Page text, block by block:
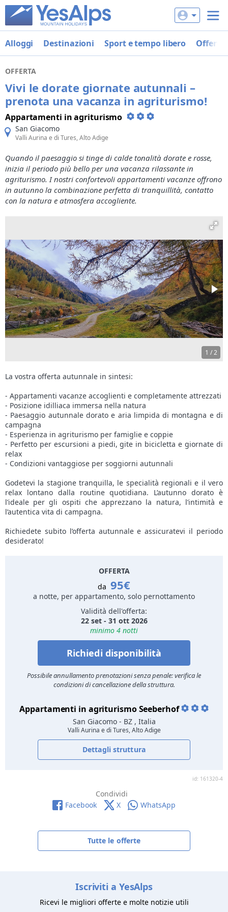
Alloggi Destinazioni Sport e tempo libero Offerte
OFFERTA
Vivi le dorate giornate autunnali –
prenota una vacanza in agriturismo!
Appartamenti in agriturismo
San Giacomo
Valli Aurina e di Tures, Alto Adige
Quando il paesaggio si tinge di calde tonalità dorate e rosse,
inizia il periodo più bello per una vacanza rilassante in
agriturismo. I nostri confortevoli appartamenti vacanze offrono
in autunno la combinazione perfetta di tranquillità, contatto
con la natura e atmosfera accogliente.
1 /2
La vostra offerta autunnale in sintesi:
- Appartamenti vacanze accoglienti e completamente attrezzati
- Posizione idilliaca immersa nella natura
- Paesaggio autunnale dorato e aria limpida di montagna e di
campagna
- Esperienza in agriturismo per famiglie e coppie
- Perfetto per escursioni a piedi, gite in bicicletta e giornate di
relax
- Condizioni vantaggiose per soggiorni autunnali
Godetevi la stagione tranquilla, le specialità regionali e il vero
relax lontano dalla routine quotidiana. L’autunno dorato è
l’ideale per gli ospiti che apprezzano la natura, l’intimità e
l’autentica vita di campagna.
Richiedete subito l’offerta autunnale e assicuratevi il periodo
desiderato!
OFFERTA
da 95€
a notte, per appartamento, solo pernottamento
Validità dell'offerta:
22 set - 31 ott 2026
minimo 4 notti
Richiedi disponibilità
Possibile annullamento prenotazioni senza penale: verifica le
condizioni di cancellazione della struttura.
Appartamenti in agriturismo Seeberhof
San Giacomo - BZ , Italia
Valli Aurina e di Tures, Alto Adige
Dettagli struttura
id: 161320-4
Condividi
Facebook
X WhatsApp
Tutte le offerte
Iscriviti a YesAlps
Ricevi le migliori offerte e molte notizie utili